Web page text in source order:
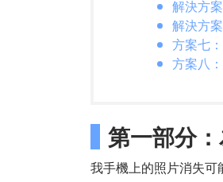
解決方
解決方
方案七
方案八
第一部分
我手機上的照片消失可